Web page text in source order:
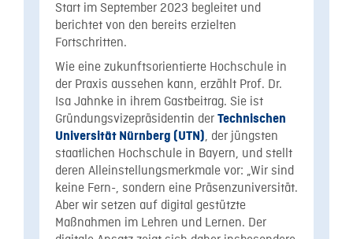
Start im September 2023 begleitet und
berichtet von den bereits erzielten
Fortschritten.
Wie eine zukunftsorientierte Hochschule in
der Praxis aussehen kann, erzählt Prof. Dr.
Isa Jahnke in ihrem Gastbeitrag. Sie ist
Gründungsvizepräsidentin der Technischen
Universität Nürnberg (UTN), der jüngsten
staatlichen Hochschule in Bayern, und stellt
deren Alleinstellungsmerkmale vor: „Wir sind
keine Fern-, sondern eine Präsenzuniversität.
Aber wir setzen auf digital gestützte
Maßnahmen im Lehren und Lernen. Der